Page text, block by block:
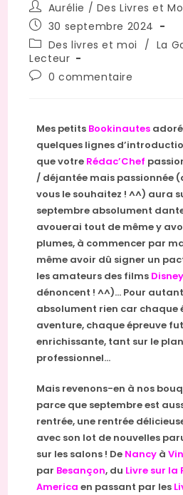
Aurélie / Des Livres et
30 septembre 2024
Des livres et moi
/ La
Lecteur
0 commentaire
Mes petits Bookinautes
quelques lignes
que votre Rédac’Chef
/ déjantée mais passionnée
vous le souhaitez ! ^^) aura
septembre absolument
avouerai tout de même y
plumes, à commencer par
même avoir dû signer un
les amateurs des films Disney
dénoncent ! ^^)… Pour
absolument rien car chaque
aventure, chaque épreuve
enrichissante, tant sur le
professionnel…
Mais revenons-en à nos
parce que septembre est
rentrée, une rentrée
avec son lot de nouvelles
sur les salons ! De Nancy à
par Besançon, du Livre sur la
America en passant par les